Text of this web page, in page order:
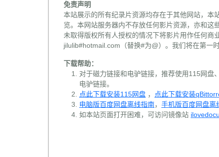
免责声明
本站展示的所有纪录片资源均存在于其他网站，本
览。本网站服务器内不存放任何影片资源，亦和
未取得版权所有人授权的情况下将影片用作任何
jilulib#hotmail.com（替换#为@）。我们将在第一
下载帮助：
对于磁力链接和电驴链接，推荐使用115网盘
电驴链接。
点此下载安装115网盘 ，
点此下载安装
电脑版百度网盘离线指南， 手机版百度网盘离
如本站页面打开困难，可访问镜像站